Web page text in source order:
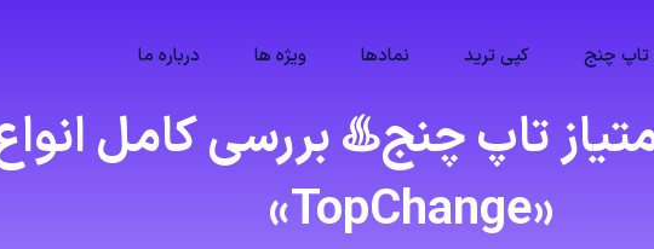
تاپ چنج کپی ترید نمادها ویژه ها درباره ما
تاپ چنج♨️ بررسی کامل انواع
«TopChange»